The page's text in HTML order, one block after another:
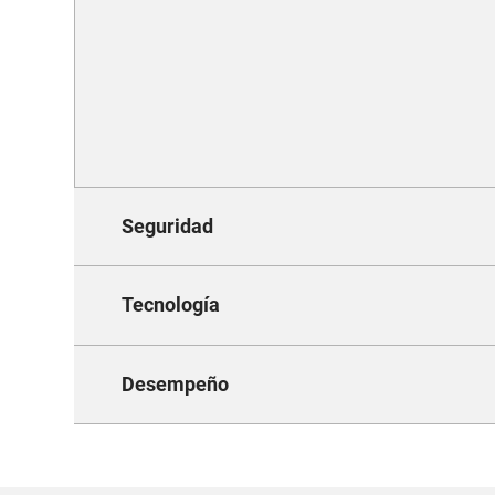
Seguridad
Tecnología
Desempeño